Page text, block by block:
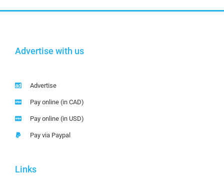
Advertise with us
Advertise
Pay online (in CAD)
Pay online (in USD)
Pay via Paypal
Links